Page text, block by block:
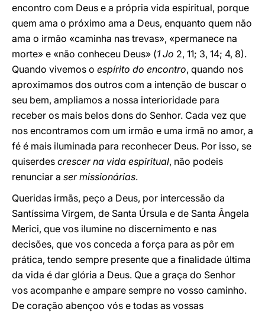
encontro com Deus e a própria vida espiritual, porque
quem ama o próximo ama a Deus, enquanto quem não
ama o irmão «caminha nas trevas», «permanece na
morte» e «não conheceu Deus» (1 Jo 2, 11; 3, 14; 4, 8).
Quando vivemos o espírito do encontro, quando nos
aproximamos dos outros com a intenção de buscar o
seu bem, ampliamos a nossa interioridade para
receber os mais belos dons do Senhor. Cada vez que
nos encontramos com um irmão e uma irmã no amor, a
fé é mais iluminada para reconhecer Deus. Por isso, se
quiserdes crescer na vida espiritual, não podeis
renunciar a ser missionárias.
Queridas irmãs, peço a Deus, por intercessão da
Santíssima Virgem, de Santa Úrsula e de Santa Ângela
Merici, que vos ilumine no discernimento e nas
decisões, que vos conceda a força para as pôr em
prática, tendo sempre presente que a finalidade última
da vida é dar glória a Deus. Que a graça do Senhor
vos acompanhe e ampare sempre no vosso caminho.
De coração abençoo vós e todas as vossas